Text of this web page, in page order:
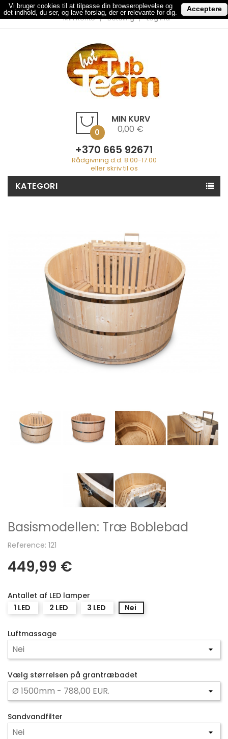
Min Konto Betaling Log Ind
MIN KURV
0 0,00 €
+370 665 92671
Rådgivning d.d. 8:00-17:00
eller skriv til os
KATEGORI
Basismodellen: Træ Boblebad
Reference: 121
449,99 €
Antallet af LED lamper
1 LED
2 LED 3 LED Nei
Luftmassage
Vælg størrelsen på grantræbadet
Sandvandfilter
Vi bruger cookies til at tilpasse din browseroplevelse og
det indhold, du ser, og lave forslag, der er relevante for dig.
Acceptere